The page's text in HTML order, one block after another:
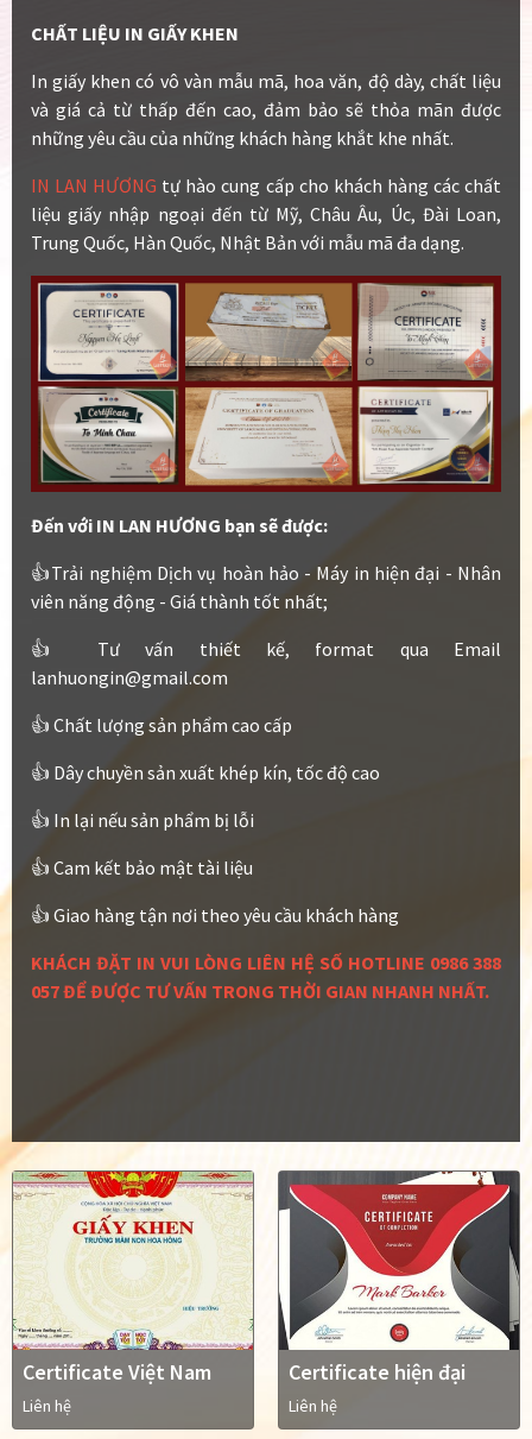
CHẤT LIỆU IN GIẤY KHEN
In giấy khen có vô vàn mẫu mã, hoa văn, độ dày, chất liệu
và giá cả từ thấp đến cao, đảm bảo sẽ thỏa mãn được
những yêu cầu của những khách hàng khắt khe nhất.
IN LAN HƯƠNG tự hào cung cấp cho khách hàng các chất
liệu giấy nhập ngoại đến từ Mỹ, Châu Âu, Úc, Đài Loan,
Trung Quốc, Hàn Quốc, Nhật Bản với mẫu mã đa dạng.
Đến với IN LAN HƯƠNG bạn sẽ được:
👍Trải nghiệm Dịch vụ hoàn hảo - Máy in hiện đại - Nhân
viên năng động - Giá thành tốt nhất;
👍 Tư vấn thiết kế, format qua Email
lanhuongin@gmail.com
👍 Chất lượng sản phẩm cao cấp
👍 Dây chuyền sản xuất khép kín, tốc độ cao
👍 In lại nếu sản phẩm bị lỗi
👍 Cam kết bảo mật tài liệu
👍 Giao hàng tận nơi theo yêu cầu khách hàng
KHÁCH ĐẶT IN VUI LÒNG LIÊN HỆ SỐ HOTLINE 0986 388
057 ĐỂ ĐƯỢC TƯ VẤN TRONG THỜI GIAN NHANH NHẤT.
Certificate Việt Nam
Liên hệ
Certificate hiện đại
Liên hệ